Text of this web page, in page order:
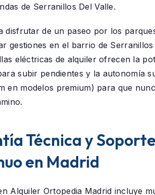
de Serranillos Del Valle.
disfrutar de un paseo por los
gestiones en el barrio de Serranillos
eléctricas de alquiler ofrecen la
subir pendientes y la autonomía
en modelos premium) para que
Técnica y
en Madrid
Alquiler Ortopedia Madrid incluye